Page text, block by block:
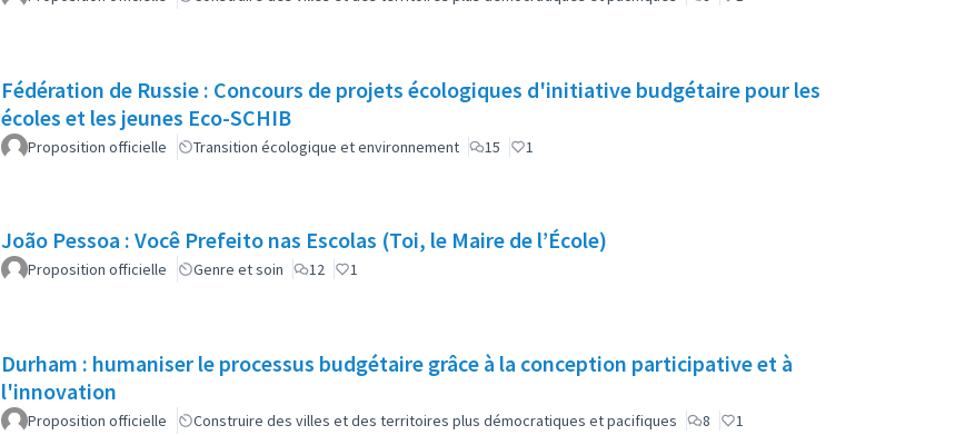
Fédération de Russie : Concours de projets écologiques d'initiative budgétaire pour les
écoles et les jeunes Eco-SCHIB
Proposition officielle Transition écologique et environnement 15 1
João Pessoa : Você Prefeito nas Escolas (Toi, le Maire de l’École)
Proposition officielle Genre et soin 12 1
Durham : humaniser le processus budgétaire grâce à la conception participative et à
l'innovation
Proposition officielle Construire des villes et des territoires plus démocratiques et pacifiques 8 1